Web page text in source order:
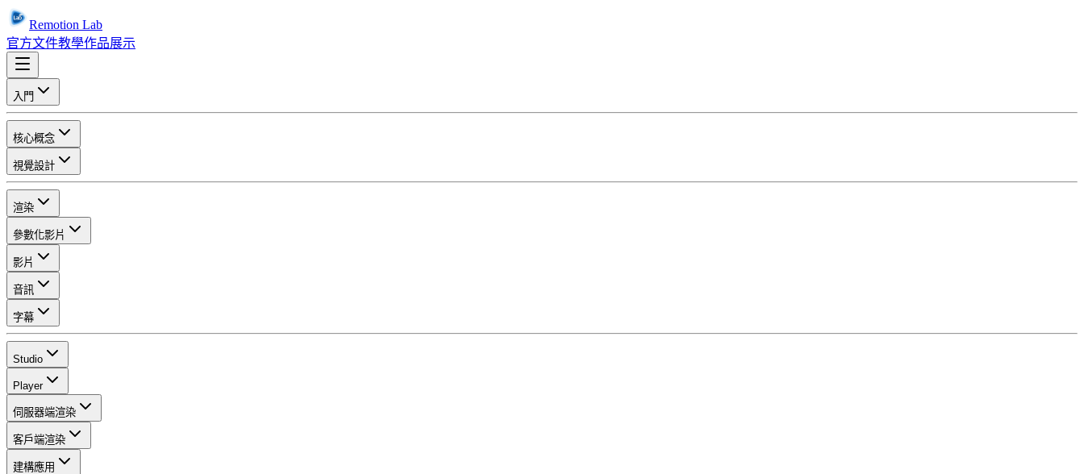
Remotion Lab
官方文件教學作品展示
入門
核心概念
視覺設計
渲染
參數化影片
影片
音訊
字幕
Studio
Player
伺服器端渲染
客戶端渲染
建構應用